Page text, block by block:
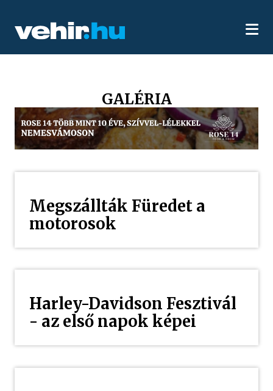
GALÉRIA
Megszállták Füredet a
motorosok
Harley-Davidson Fesztivál
- az első napok képei